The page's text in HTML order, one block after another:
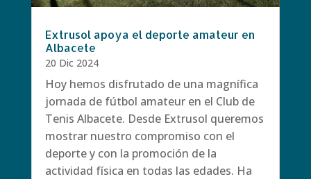
Extrusol apoya el deporte amateur en
Albacete
20 Dic 2024
Hoy hemos disfrutado de una magnífica
jornada de fútbol amateur en el Club de
Tenis Albacete. Desde Extrusol queremos
mostrar nuestro compromiso con el
deporte y con la promoción de la
actividad física en todas las edades. Ha